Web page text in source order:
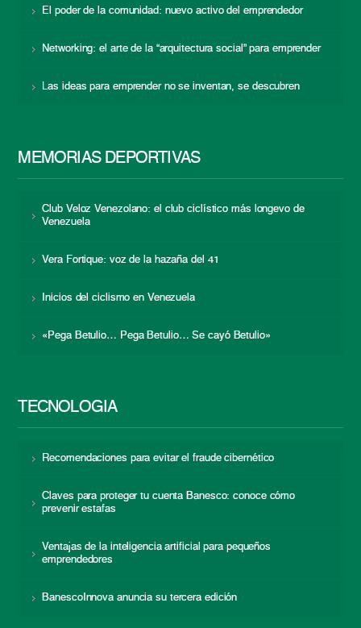
El poder de la comunidad: nuevo activo del emprendedor
Networking: el arte de la “arquitectura social” para emprender
Las ideas para emprender no se inventan, se descubren
MEMORIAS DEPORTIVAS
Club Veloz Venezolano: el club ciclístico más longevo de
Venezuela
Vera Fortique: voz de la hazaña del 41
Inicios del ciclismo en Venezuela
«Pega Betulio… Pega Betulio… Se cayó Betulio»
TECNOLOGÍA
Recomendaciones para evitar el fraude cibernético
Claves para proteger tu cuenta Banesco: conoce cómo
prevenir estafas
Ventajas de la inteligencia artificial para pequeños
emprendedores
BanescoInnova anuncia su tercera edición